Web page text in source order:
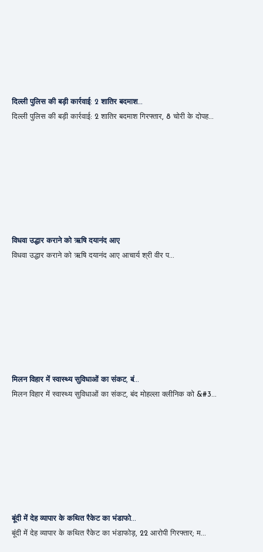
दिल्ली पुलिस की बड़ी कार्रवाई: 2 शातिर बदमाश...
दिल्ली पुलिस की बड़ी कार्रवाई: 2 शातिर बदमाश गिरफ्तार, 8 चोरी के दोपह...
विधवा उद्धार कराने को ऋषि दयानंद आए
विधवा उद्धार कराने को ऋषि दयानंद आए आचार्य श्री वीर प...
मिलन विहार में स्वास्थ्य सुविधाओं का संकट, बं...
मिलन विहार में स्वास्थ्य सुविधाओं का संकट, बंद मोहल्ला क्लीनिक को &#3...
बूंदी में देह व्यापार के कथित रैकेट का भंडाफो...
बूंदी में देह व्यापार के कथित रैकेट का भंडाफोड़, 22 आरोपी गिरफ्तार; म...